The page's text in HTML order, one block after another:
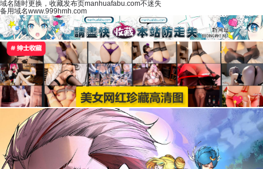
域名随时更换，收藏发布页manhuafabu.com不迷失
备用域名www.999hmh.com